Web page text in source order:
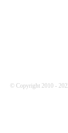
© Copyright 2010 -